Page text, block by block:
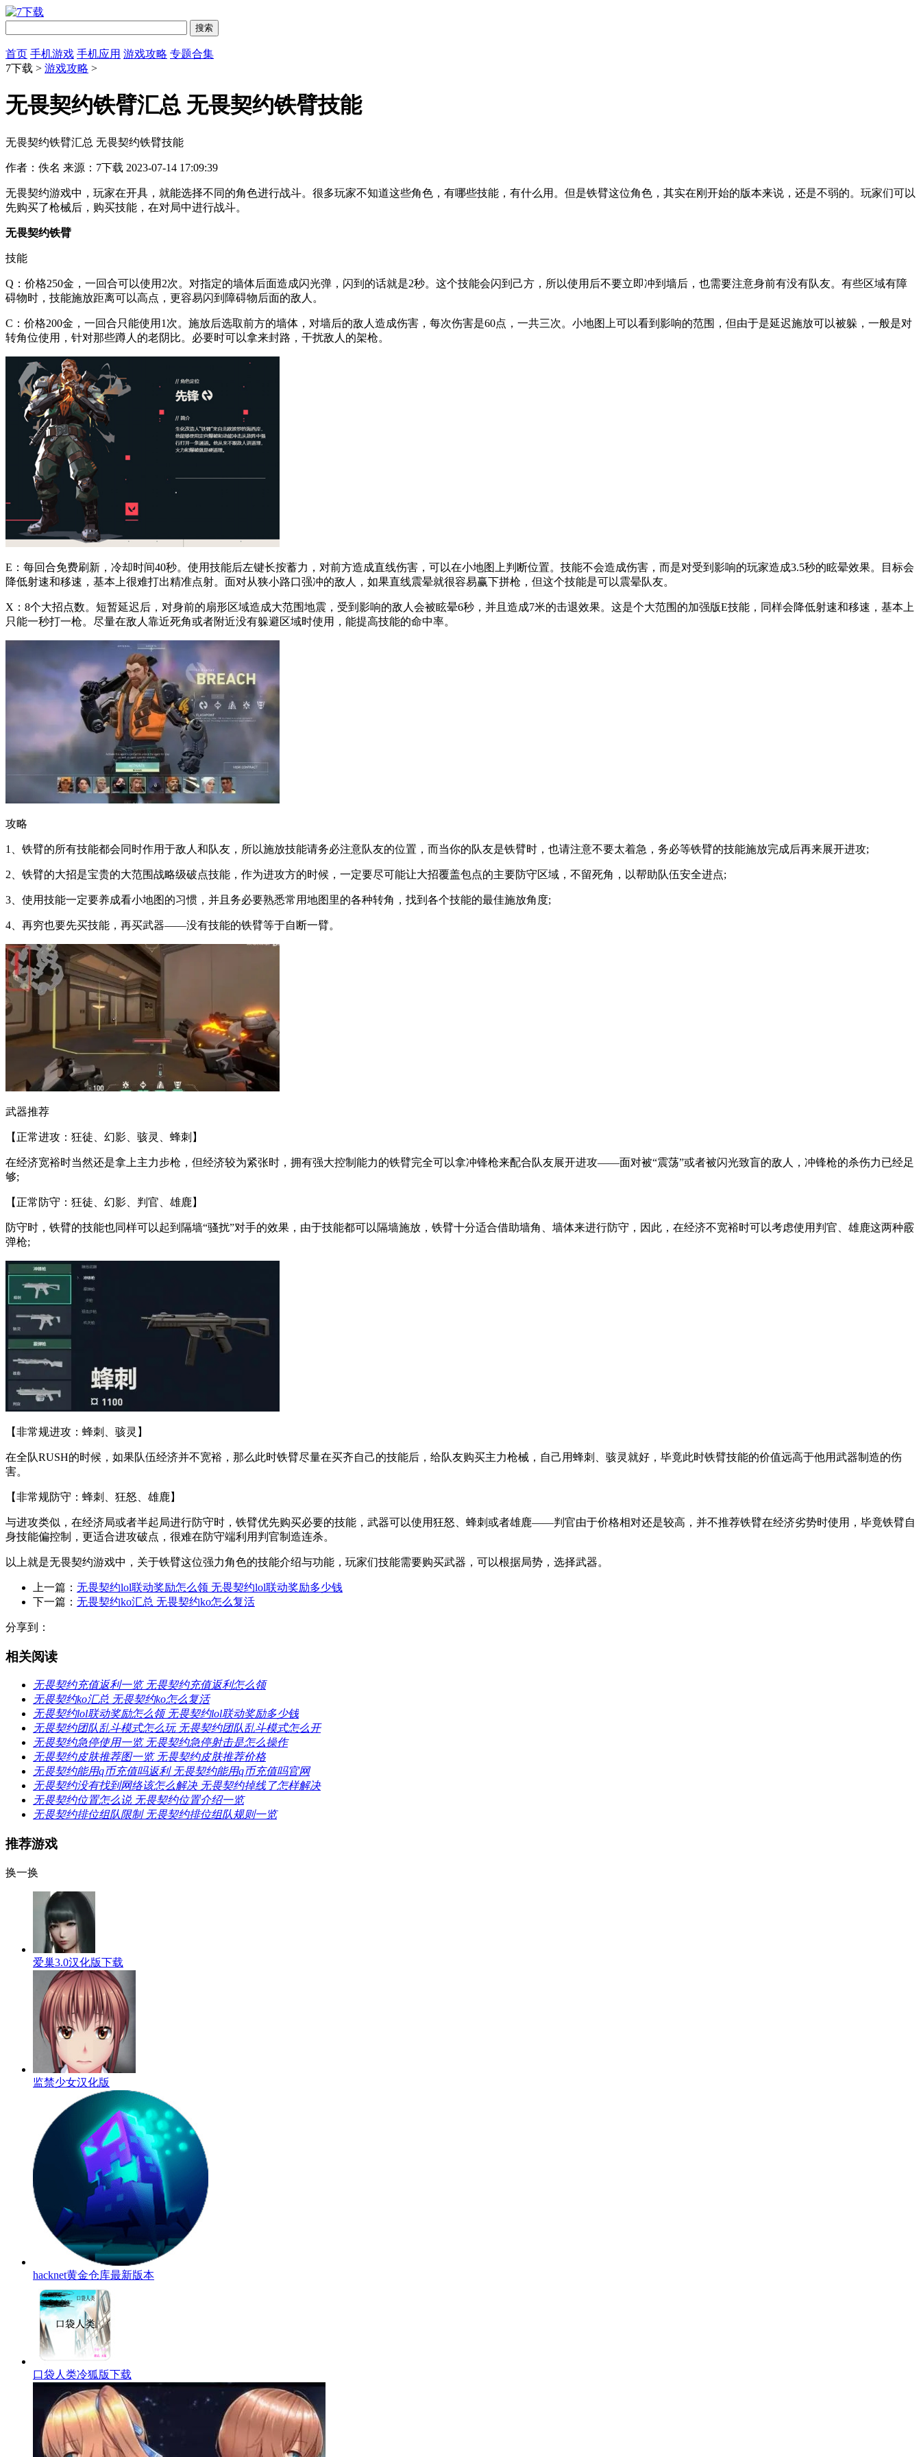
首页 手机游戏 手机应用 游戏攻略 专题合集
7下载 > 游戏攻略 >
无畏契约铁臂汇总 无畏契约铁臂技能
无畏契约铁臂汇总 无畏契约铁臂技能
作者：佚名 来源：7下载 2023-07-14 17:09:39
无畏契约游戏中，玩家在开具，就能选择不同的角色进行战斗。很多玩家不知道这些角色，有哪些技能，有什么用。但是铁臂这位角色，其实在刚开始的版本来说，还是不弱的。玩家们可以
先购买了枪械后，购买技能，在对局中进行战斗。
无畏契约铁臂
技能
Q：价格250金，一回合可以使用2次。对指定的墙体后面造成闪光弹，闪到的话就是2秒。这个技能会闪到己方，所以使用后不要立即冲到墙后，也需要注意身前有没有队友。有些区域有障
碍物时，技能施放距离可以高点，更容易闪到障碍物后面的敌人。
C：价格200金，一回合只能使用1次。施放后选取前方的墙体，对墙后的敌人造成伤害，每次伤害是60点，一共三次。小地图上可以看到影响的范围，但由于是延迟施放可以被躲，一般是对
转角位使用，针对那些蹲人的老阴比。必要时可以拿来封路，干扰敌人的架枪。
E：每回合免费刷新，冷却时间40秒。使用技能后左键长按蓄力，对前方造成直线伤害，可以在小地图上判断位置。技能不会造成伤害，而是对受到影响的玩家造成3.5秒的眩晕效果。目标会
降低射速和移速，基本上很难打出精准点射。面对从狭小路口强冲的敌人，如果直线震晕就很容易赢下拼枪，但这个技能是可以震晕队友。
X：8个大招点数。短暂延迟后，对身前的扇形区域造成大范围地震，受到影响的敌人会被眩晕6秒，并且造成7米的击退效果。这是个大范围的加强版E技能，同样会降低射速和移速，基本上
只能一秒打一枪。尽量在敌人靠近死角或者附近没有躲避区域时使用，能提高技能的命中率。
攻略
1、铁臂的所有技能都会同时作用于敌人和队友，所以施放技能请务必注意队友的位置，而当你的队友是铁臂时，也请注意不要太着急，务必等铁臂的技能施放完成后再来展开进攻;
2、铁臂的大招是宝贵的大范围战略级破点技能，作为进攻方的时候，一定要尽可能让大招覆盖包点的主要防守区域，不留死角，以帮助队伍安全进点;
3、使用技能一定要养成看小地图的习惯，并且务必要熟悉常用地图里的各种转角，找到各个技能的最佳施放角度;
4、再穷也要先买技能，再买武器——没有技能的铁臂等于自断一臂。
武器推荐
【正常进攻：狂徒、幻影、骇灵、蜂刺】
在经济宽裕时当然还是拿上主力步枪，但经济较为紧张时，拥有强大控制能力的铁臂完全可以拿冲锋枪来配合队友展开进攻——面对被“震荡”或者被闪光致盲的敌人，冲锋枪的杀伤力已经足
够;
【正常防守：狂徒、幻影、判官、雄鹿】
防守时，铁臂的技能也同样可以起到隔墙“骚扰”对手的效果，由于技能都可以隔墙施放，铁臂十分适合借助墙角、墙体来进行防守，因此，在经济不宽裕时可以考虑使用判官、雄鹿这两种霰
弹枪;
【非常规进攻：蜂刺、骇灵】
在全队RUSH的时候，如果队伍经济并不宽裕，那么此时铁臂尽量在买齐自己的技能后，给队友购买主力枪械，自己用蜂刺、骇灵就好，毕竟此时铁臂技能的价值远高于他用武器制造的伤
害。
【非常规防守：蜂刺、狂怒、雄鹿】
与进攻类似，在经济局或者半起局进行防守时，铁臂优先购买必要的技能，武器可以使用狂怒、蜂刺或者雄鹿——判官由于价格相对还是较高，并不推荐铁臂在经济劣势时使用，毕竟铁臂自
身技能偏控制，更适合进攻破点，很难在防守端利用判官制造连杀。
以上就是无畏契约游戏中，关于铁臂这位强力角色的技能介绍与功能，玩家们技能需要购买武器，可以根据局势，选择武器。
上一篇： 无畏契约lol联动奖励怎么领 无畏契约lol联动奖励多少钱
下一篇： 无畏契约ko汇总 无畏契约ko怎么复活
分享到：
相关阅读
无畏契约充值返利一览 无畏契约充值返利怎么领
无畏契约ko汇总 无畏契约ko怎么复活
无畏契约lol联动奖励怎么领 无畏契约lol联动奖励多少钱
无畏契约团队乱斗模式怎么玩 无畏契约团队乱斗模式怎么开
无畏契约急停使用一览 无畏契约急停射击是怎么操作
无畏契约皮肤推荐图一览 无畏契约皮肤推荐价格
无畏契约能用q币充值吗返利 无畏契约能用q币充值吗官网
无畏契约没有找到网络该怎么解决 无畏契约掉线了怎样解决
无畏契约位置怎么说 无畏契约位置介绍一览
无畏契约排位组队限制 无畏契约排位组队规则一览
推荐游戏
换一换
爱巢3.0汉化版下载
监禁少女汉化版
hacknet黄金仓库最新版本
口袋人类冷狐版下载